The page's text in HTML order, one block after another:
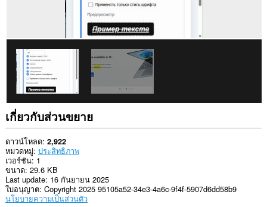
การ
ท่อง
ของ
คุณ
เกี่ยวกับส่วนขยาย
ดาวน์โหลด 2,922
หมวดหมู่ ประสิทธิภาพ
เวอร์ชัน 1
ขนาด 29.6 KB
Last update 16 กันยายน 2025
ใบอนุญาต Copyright 2025 95105a52-34e3-4a6c-9f4f-5907d6dd58b9
นโยบายความเป็นส่วนตัว